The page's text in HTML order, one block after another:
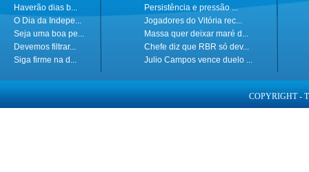
Haverão dias b...
O Dia da Indepe...
Seja uma boa pe...
Devemos filtrar...
Siga firme na d...
Persistência e pressão ...
Jogadores do Vitória rec...
Massa quer deixar maré d...
Chefe diz que RBR só dev...
Julio Campos vence duelo ...
COPYRIGHT -